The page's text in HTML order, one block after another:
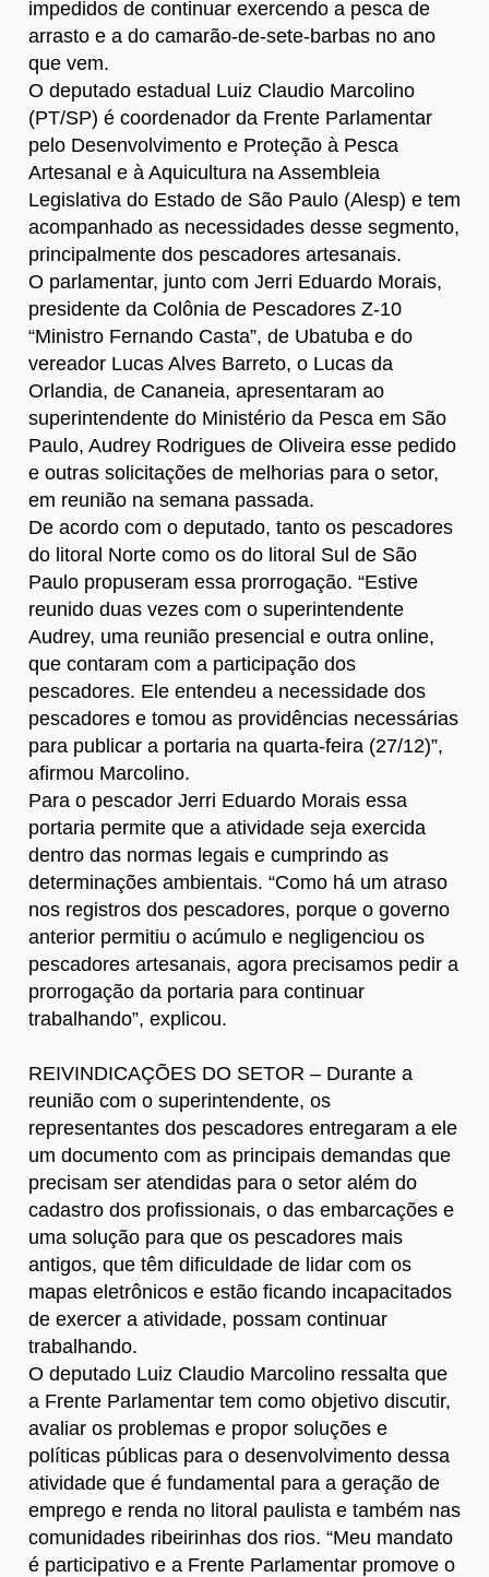
impedidos de continuar exercendo a pesca de
arrasto e a do camarão-de-sete-barbas no ano
que vem.
O deputado estadual Luiz Claudio Marcolino
(PT/SP) é coordenador da Frente Parlamentar
pelo Desenvolvimento e Proteção à Pesca
Artesanal e à Aquicultura na Assembleia
Legislativa do Estado de São Paulo (Alesp) e tem
acompanhado as necessidades desse segmento,
principalmente dos pescadores artesanais.
O parlamentar, junto com Jerri Eduardo Morais,
presidente da Colônia de Pescadores Z-10
“Ministro Fernando Casta”, de Ubatuba e do
vereador Lucas Alves Barreto, o Lucas da
Orlandia, de Cananeia, apresentaram ao
superintendente do Ministério da Pesca em São
Paulo, Audrey Rodrigues de Oliveira esse pedido
e outras solicitações de melhorias para o setor,
em reunião na semana passada.
De acordo com o deputado, tanto os pescadores
do litoral Norte como os do litoral Sul de São
Paulo propuseram essa prorrogação. “Estive
reunido duas vezes com o superintendente
Audrey, uma reunião presencial e outra online,
que contaram com a participação dos
pescadores. Ele entendeu a necessidade dos
pescadores e tomou as providências necessárias
para publicar a portaria na quarta-feira (27/12)”,
afirmou Marcolino.
Para o pescador Jerri Eduardo Morais essa
portaria permite que a atividade seja exercida
dentro das normas legais e cumprindo as
determinações ambientais. “Como há um atraso
nos registros dos pescadores, porque o governo
anterior permitiu o acúmulo e negligenciou os
pescadores artesanais, agora precisamos pedir a
prorrogação da portaria para continuar
trabalhando”, explicou.
REIVINDICAÇÕES DO SETOR – Durante a
reunião com o superintendente, os
representantes dos pescadores entregaram a ele
um documento com as principais demandas que
precisam ser atendidas para o setor além do
cadastro dos profissionais, o das embarcações e
uma solução para que os pescadores mais
antigos, que têm dificuldade de lidar com os
mapas eletrônicos e estão ficando incapacitados
de exercer a atividade, possam continuar
trabalhando.
O deputado Luiz Claudio Marcolino ressalta que
a Frente Parlamentar tem como objetivo discutir,
avaliar os problemas e propor soluções e
políticas públicas para o desenvolvimento dessa
atividade que é fundamental para a geração de
emprego e renda no litoral paulista e também nas
comunidades ribeirinhas dos rios. “Meu mandato
é participativo e a Frente Parlamentar promove o